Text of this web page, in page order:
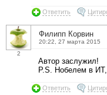
Ответить
2
Филипп Корвин
20:22, 27 марта 2015
Автор заслужил!
P.S. Нобелем в
Ответить